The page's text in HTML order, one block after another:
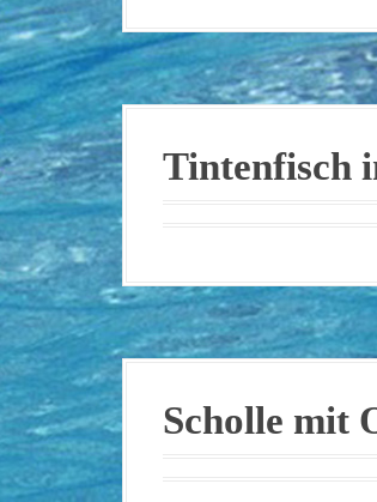
Tintenfisch
Scholle mit